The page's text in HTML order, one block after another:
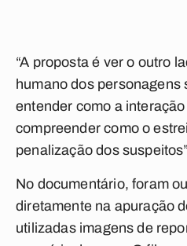
“A proposta é ver o outro
humano dos
entender como a
compreender como o
penalização dos
No documentário, foram
diretamente na apuração
utilizadas imagens de